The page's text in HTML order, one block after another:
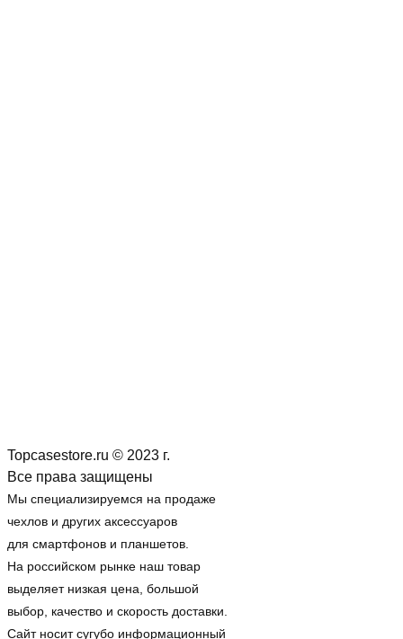
Topcasestore.ru © 2023 г.
Все права защищены
Мы специализируемся на продаже
чехлов и других аксессуаров
для смартфонов и планшетов.
На российском рынке наш товар
выделяет низкая цена, большой
выбор, качество и скорость доставки.
Сайт носит сугубо информационный